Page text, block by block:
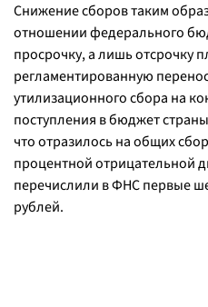
Снижение сборов таким
отношении федерального
просрочку, а лишь отсрочку
регламентированную
утилизационного сбора на
поступления в бюджет
что отразилось на общих
процентной отрицательной
перечислили в ФНС первые
рублей.